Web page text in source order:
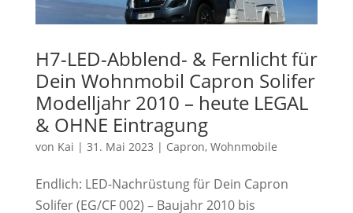
H7-LED-Abblend- & Fernlicht für
Dein Wohnmobil Capron Solifer
Modelljahr 2010 – heute LEGAL
& OHNE Eintragung
von Kai | 31. Mai 2023 | Capron, Wohnmobile
Endlich: LED-Nachrüstung für Dein Capron
Solifer (EG/CF 002) – Baujahr 2010 bis